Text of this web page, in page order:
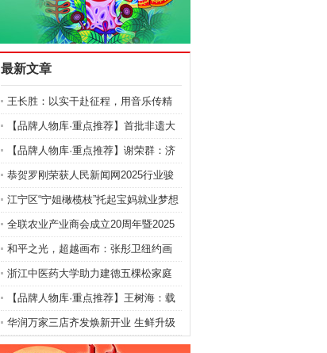
最新文章
王长胜：以实干赴征程，用音乐传精
神的跨界奋斗者
【品牌人物库·重点推荐】首批非遗大
国工匠——夏积相
【品牌人物库·重点推荐】谢荣群：济
世医人 妙手回春
恭贺罗刚荣获人民新闻网2025行业骏
马奖 以“建筑医院
江宁区“宁姐橄榄枝”托起宝妈就业梦想
全联农业产业商会成立20周年暨2025
全国农业产业发展大
和平之光，超越画布：张彤卫纽约画
展的艺术与社会回响
浙江中医药大学助力建德五棵松家庭
农场 成功攻克金线
【品牌人物库·重点推荐】王树海：载
健康之光照亮民生
华润万家三店齐发焕新开业 生鲜升级
引居民抢购